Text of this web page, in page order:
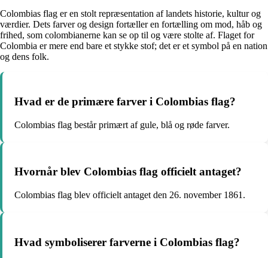
Colombias flag er en stolt repræsentation af landets historie, kultur og
værdier. Dets farver og design fortæller en fortælling om mod, håb og
frihed, som colombianerne kan se op til og være stolte af. Flaget for
Colombia er mere end bare et stykke stof; det er et symbol på en nation
og dens folk.
Hvad er de primære farver i Colombias flag?
Colombias flag består primært af gule, blå og røde farver.
Hvornår blev Colombias flag officielt antaget?
Colombias flag blev officielt antaget den 26. november 1861.
Hvad symboliserer farverne i Colombias flag?